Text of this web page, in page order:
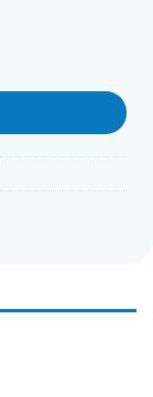
độ màu SSPL2-